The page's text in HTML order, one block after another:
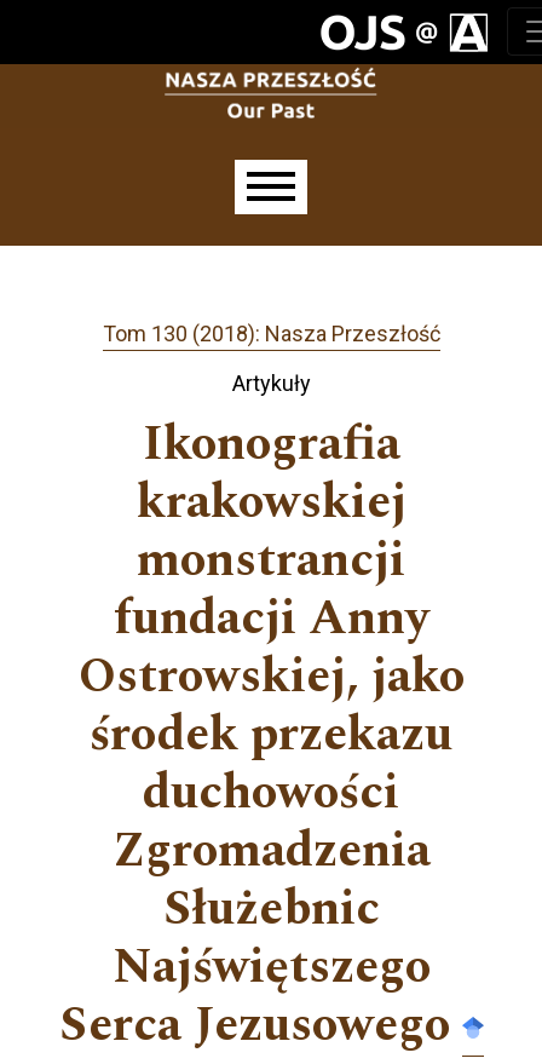
Tom 130 (2018): Nasza Przeszłość
Artykuły
Ikonografia
krakowskiej
monstrancji
fundacji Anny
Ostrowskiej, jako
środek przekazu
duchowości
Zgromadzenia
Służebnic
Najświętszego
Serca Jezusowego